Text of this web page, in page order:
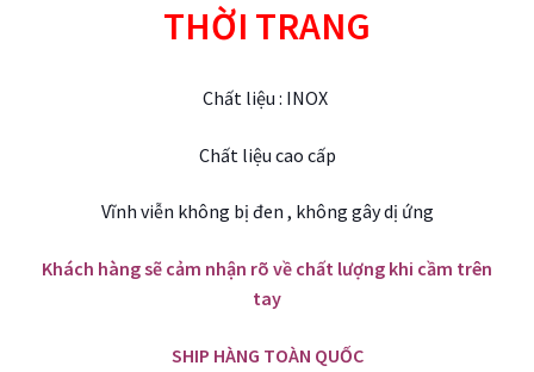
THỜI TRANG
Chất liệu : INOX
Chất liệu cao cấp
Vĩnh viễn không bị đen , không gây dị ứng
Khách hàng sẽ cảm nhận rõ về chất lượng khi cầm trên
tay
SHIP HÀNG TOÀN QUỐC